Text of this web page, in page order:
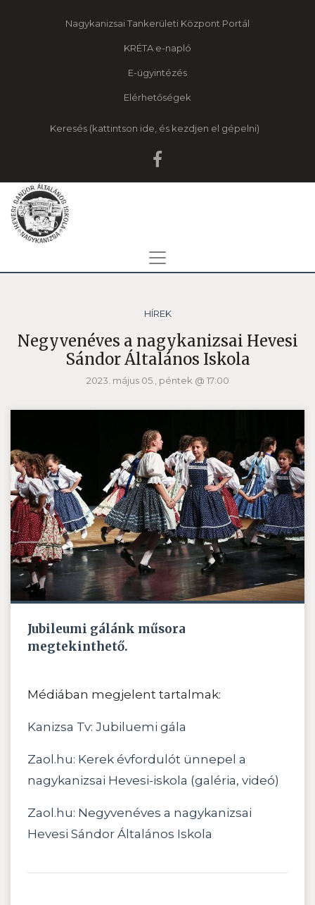
Nagykanizsai Tankerületi Központ Portál
KRÉTA e-napló
E-ügyintézés
Elérhetőségek
Keresés
HÍREK
Negyvenéves a nagykanizsai Hevesi
Sándor Általános Iskola
2023. május 05., péntek @ 17:00
Jubileumi gálánk műsora
megtekinthető.
Médiában megjelent tartalmak:
Kanizsa Tv: Jubiluemi gála
Zaol.hu: Kerek évfordulót ünnepel a
nagykanizsai Hevesi-iskola (galéria, videó)
Zaol.hu: Negyvenéves a nagykanizsai
Hevesi Sándor Általános Iskola